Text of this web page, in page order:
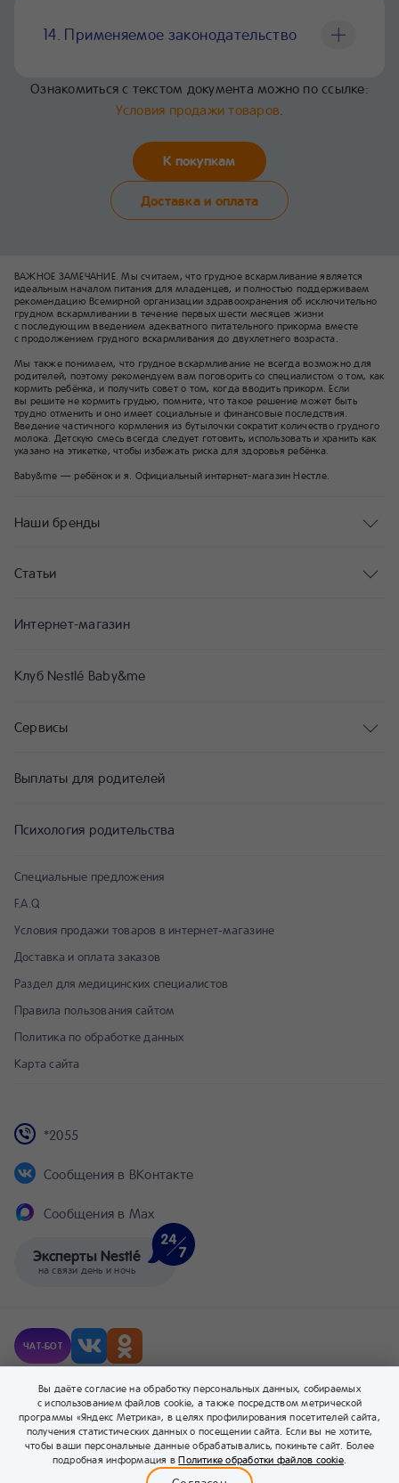
Бейбимания Каталог
0
14. Применяемое законодательство
Ознакомиться с текстом документа можно по ссылке:
Условия продажи товаров.
К покупкам
Доставка и оплата
ВАЖНОЕ ЗАМЕЧАНИЕ. Мы считаем, что грудное вскармливание является
идеальным началом питания для младенцев, и полностью поддерживаем
рекомендацию Всемирной организации здравоохранения об исключительно
грудном вскармливании в течение первых шести месяцев жизни
с последующим введением адекватного питательного прикорма вместе
с продолжением грудного вскармливания до двухлетнего возраста.
Мы также понимаем, что грудное вскармливание не всегда возможно для
родителей, поэтому рекомендуем вам поговорить со специалистом о том, как
кормить ребёнка, и получить совет о том, когда вводить прикорм. Если
вы решите не кормить грудью, помните, что такое решение может быть
трудно отменить и оно имеет социальные и финансовые последствия.
Введение частичного кормления из бутылочки сократит количество грудного
молока. Детскую смесь всегда следует готовить, использовать и хранить как
указано на этикетке, чтобы избежать риска для здоровья ребёнка.
Baby&me — ребёнок и я. Официальный интернет-магазин Нестле.
Наши бренды
Статьи
Специальные предложения
F.A.Q
Условия продажи товаров в интернет-магазине
Доставка и оплата заказов
Раздел для медицинских специалистов
Правила пользования сайтом
Политика по обработке данных
Карта сайта
Эксперты Nestlé
на связи день и ночь
*2055
Сообщения в ВКонтакте
Сообщения в Max
Интернет-магазин
Клуб Nestlé Baby&me
Сервисы
Выплаты для родителей
Психология родительства
ЧАТ-БОТ
© Компания Nestlé, 2026 г. Все права защищены.
® Владелец товарных знаков: Société des Produits Nestlé S.A. (Швейцария).
Вы даёте согласие на обработку персональных данных, собираемых
с использованием файлов cookie, а также посредством метрической
программы «Яндекс Метрика», в целях профилирования посетителей сайта,
получения статистических данных о посещении сайта. Если вы не хотите,
чтобы ваши персональные данные обрабатывались, покиньте сайт. Более
подробная информация вПолитике обработки файлов cookie.